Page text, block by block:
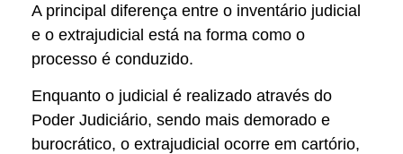
A principal diferença entre o inventário judicial
e o extrajudicial está na forma como o
processo é conduzido.
Enquanto o judicial é realizado através do
Poder Judiciário, sendo mais demorado e
burocrático, o extrajudicial ocorre em cartório,